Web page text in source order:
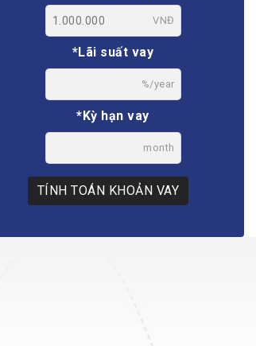
VNĐ
*Lãi suất vay
%/year
*Kỳ hạn vay
month
TÍNH TOÁN KHOẢN VAY